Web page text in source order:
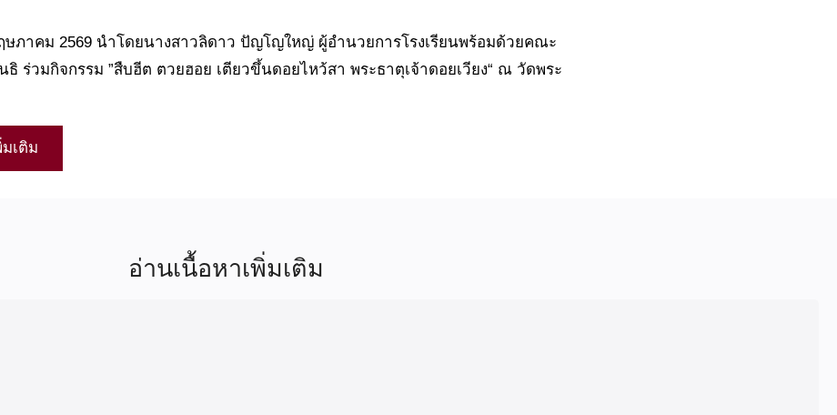
ษภาคม 2569 นำโดยนางสาวลิดาว ปัญโญใหญ่ ผู้อำนวยการโรงเรียนพร้อมด้วยคณะ
ธิ ร่วมกิจกรรม ”สืบฮีต ตวยฮอย เตียวขึ้นดอยไหว้สา พระธาตุเจ้าดอยเวียง“ ณ วัดพระ
เติม
อ่านเนื้อหาเพิ่มเติม